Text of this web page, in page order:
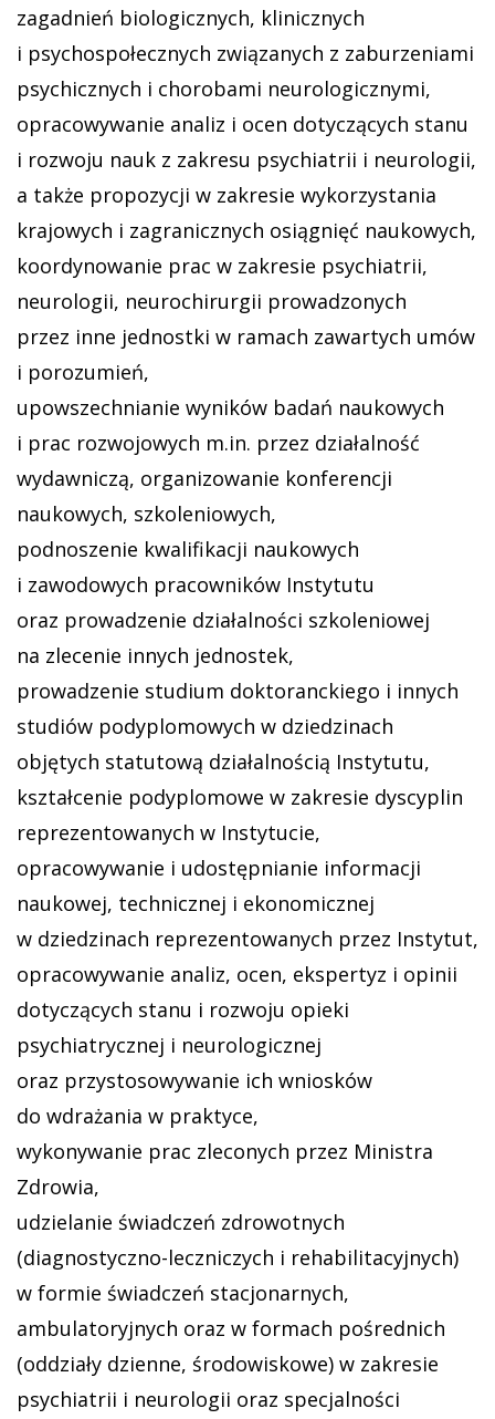
zagadnień biologicznych, klinicznych
i psychospołecznych związanych z zaburzeniami
psychicznych i chorobami neurologicznymi,
opracowywanie analiz i ocen dotyczących stanu
i rozwoju nauk z zakresu psychiatrii i neurologii,
a także propozycji w zakresie wykorzystania
krajowych i zagranicznych osiągnięć naukowych,
koordynowanie prac w zakresie psychiatrii,
neurologii, neurochirurgii prowadzonych
przez inne jednostki w ramach zawartych umów
i porozumień,
upowszechnianie wyników badań naukowych
i prac rozwojowych m.in. przez działalność
wydawniczą, organizowanie konferencji
naukowych, szkoleniowych,
podnoszenie kwalifikacji naukowych
i zawodowych pracowników Instytutu
oraz prowadzenie działalności szkoleniowej
na zlecenie innych jednostek,
prowadzenie studium doktoranckiego i innych
studiów podyplomowych w dziedzinach
objętych statutową działalnością Instytutu,
kształcenie podyplomowe w zakresie dyscyplin
reprezentowanych w Instytucie,
opracowywanie i udostępnianie informacji
naukowej, technicznej i ekonomicznej
w dziedzinach reprezentowanych przez Instytut,
opracowywanie analiz, ocen, ekspertyz i opinii
dotyczących stanu i rozwoju opieki
psychiatrycznej i neurologicznej
oraz przystosowywanie ich wniosków
do wdrażania w praktyce,
wykonywanie prac zleconych przez Ministra
Zdrowia,
udzielanie świadczeń zdrowotnych
(diagnostyczno-leczniczych i rehabilitacyjnych)
w formie świadczeń stacjonarnych,
ambulatoryjnych oraz w formach pośrednich
(oddziały dzienne, środowiskowe) w zakresie
psychiatrii i neurologii oraz specjalności